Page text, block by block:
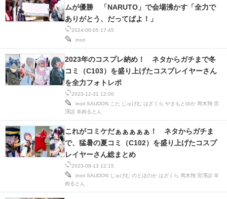
ITの今と未来を見通す
スマホと通信の最新トレンド
進化するPCとデバイスの未来
好きが集まる 比べて選べる
ビジネスと働き方のヒント
AI活用のいまが分かる
企業ITのトレンドを詳説
経営リーダーのコミュニティ
2024-08-05 17:45
inori
ムが優勝 「NARUTO」で会場沸かす「全力で
ありがとう、だってばよ！」
2023-12-31 12:00
inori SAUDON こた じゅげむ はざくら やまもとゆか 周木翔 宮
澤諒 羊肉るとん
2023年のコスプレ納め！ ネタからガチまで冬
コミ（C103）を盛り上げたコスプレイヤーさん
を全力フォトレポ
2023-08-13 12:15
inori SAUDON じゅげむ のとほのか はざくら 周木翔 宮澤諒 羊
肉るとん
これがコミケだぁぁぁぁぁ！ ネタからガチま
で、猛暑の夏コミ（C102）を盛り上げたコスプ
レイヤーさん総まとめ